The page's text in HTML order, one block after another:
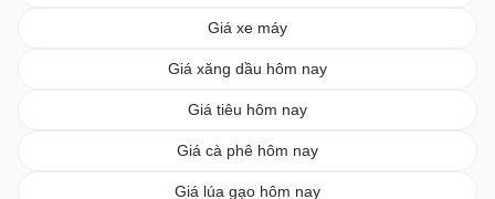
Giá xe máy
Giá xăng dầu hôm nay
Giá tiêu hôm nay
Giá cà phê hôm nay
Giá lúa gạo hôm nay